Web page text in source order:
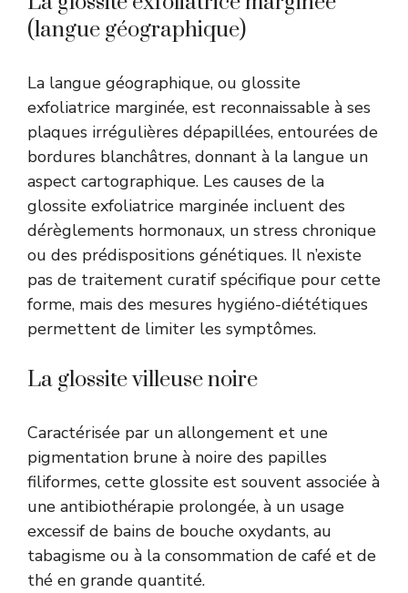
(langue géographique)
La langue géographique, ou glossite
exfoliatrice marginée, est reconnaissable à ses
plaques irrégulières dépapillées, entourées de
bordures blanchâtres, donnant à la langue un
aspect cartographique. Les causes de la
glossite exfoliatrice marginée incluent des
dérèglements hormonaux, un stress chronique
ou des prédispositions génétiques. Il n’existe
pas de traitement curatif spécifique pour cette
forme, mais des mesures hygiéno-diététiques
permettent de limiter les symptômes.
La glossite villeuse noire
Caractérisée par un allongement et une
pigmentation brune à noire des papilles
filiformes, cette glossite est souvent associée à
une antibiothérapie prolongée, à un usage
excessif de bains de bouche oxydants, au
tabagisme ou à la consommation de café et de
thé en grande quantité.